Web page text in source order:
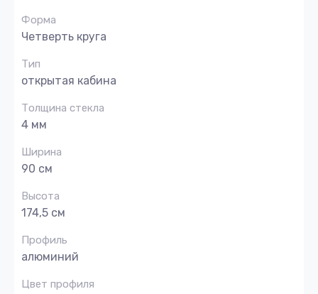
Форма
Четверть круга
Тип
открытая кабина
Толщина стекла
4 мм
Ширина
90 см
Высота
174,5 см
Профиль
алюминий
Цвет профиля